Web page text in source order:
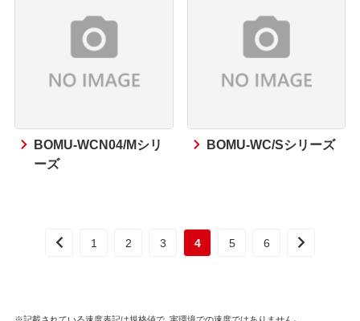
BOMU-WCN04/Mシリ
ーズ
BOMU-WC/Sシリーズ
1 2 3 4 5 6